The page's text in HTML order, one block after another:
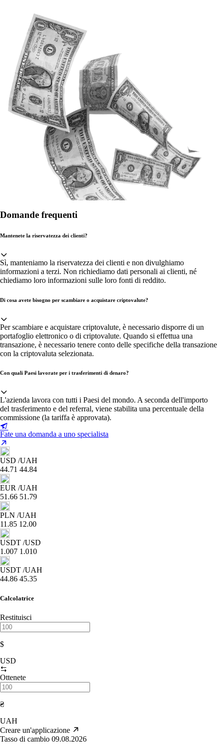
Domande frequenti
Mantenete la riservatezza dei clienti?
Sì, manteniamo la riservatezza dei clienti e non divulghiamo
informazioni a terzi. Non richiediamo dati personali ai clienti, né
chiediamo loro informazioni sulle loro fonti di reddito.
Di cosa avete bisogno per scambiare o acquistare criptovalute?
Per scambiare e acquistare criptovalute, è necessario disporre di un
portafoglio elettronico o di criptovalute. Quando si effettua una
transazione, è necessario tenere conto delle specifiche della transazione
con la criptovaluta selezionata.
Con quali Paesi lavorate per i trasferimenti di denaro?
L'azienda lavora con tutti i Paesi del mondo. A seconda dell'importo
del trasferimento e del referral, viene stabilita una percentuale della
commissione (la tariffa è approvata).
Fate una domanda a uno specialista
USD /UAH
44.71 44.84
EUR /UAH
51.66 51.79
PLN /UAH
11.85 12.00
USDT /USD
1.007 1.010
USDT /UAH
44.86 45.35
Calcolatrice
Restituisci
$
USD
Ottenete
₴
UAH
Creare un'applicazione
Tasso di cambio 09.08.2026